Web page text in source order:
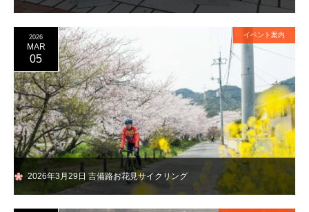
2026年3月29日 吉備路お花見サイクリング
2026
MAR
05
イベント案内